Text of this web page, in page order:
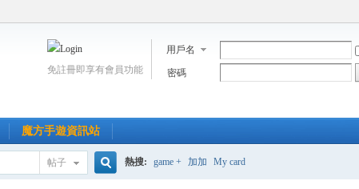
用戶名
密碼
免註冊即享有會員功能
魔方手遊資訊站
帖子 熱搜: game + 加加 My card